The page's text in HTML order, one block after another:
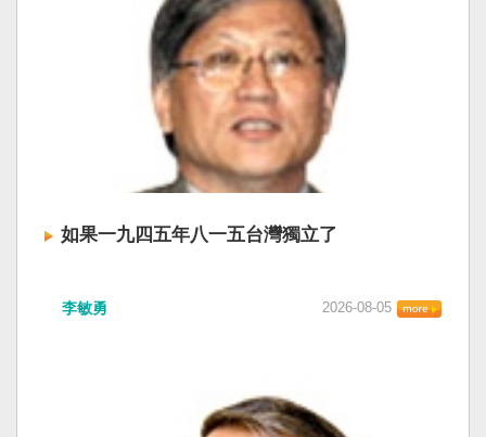
如果一九四五年八一五台灣獨立了
李敏勇 2026-08-05